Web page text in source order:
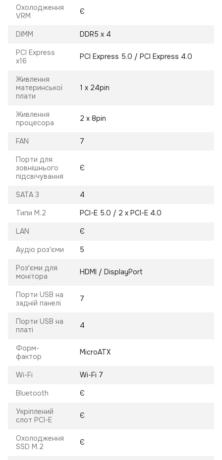
Охолодження
VRM
Є
DIMM DDR5 x 4
PCI Express
x16
PCI Express 5.0 / PCI Express 4.0
Живлення
материнської
плати
1 х 24pin
Живлення
процесора
2 х 8pin
FAN 7
Порти для
зовнішнього
підсвічування
Є
SATA 3 4
Типи M.2 PCI-E 5.0 / 2 х PCI-E 4.0
LAN Є
Аудіо роз'єми 5
Роз'єми для
монітора
HDMI / DisplayPort
Порти USB на
задній панелі
7
Порти USB на
платі
4
Форм-
фактор
MicroATX
Wi-Fi Wi-Fi 7
Bluetooth Є
Укріплений
слот PCI-E
Є
Охолодження
SSD M.2
Є